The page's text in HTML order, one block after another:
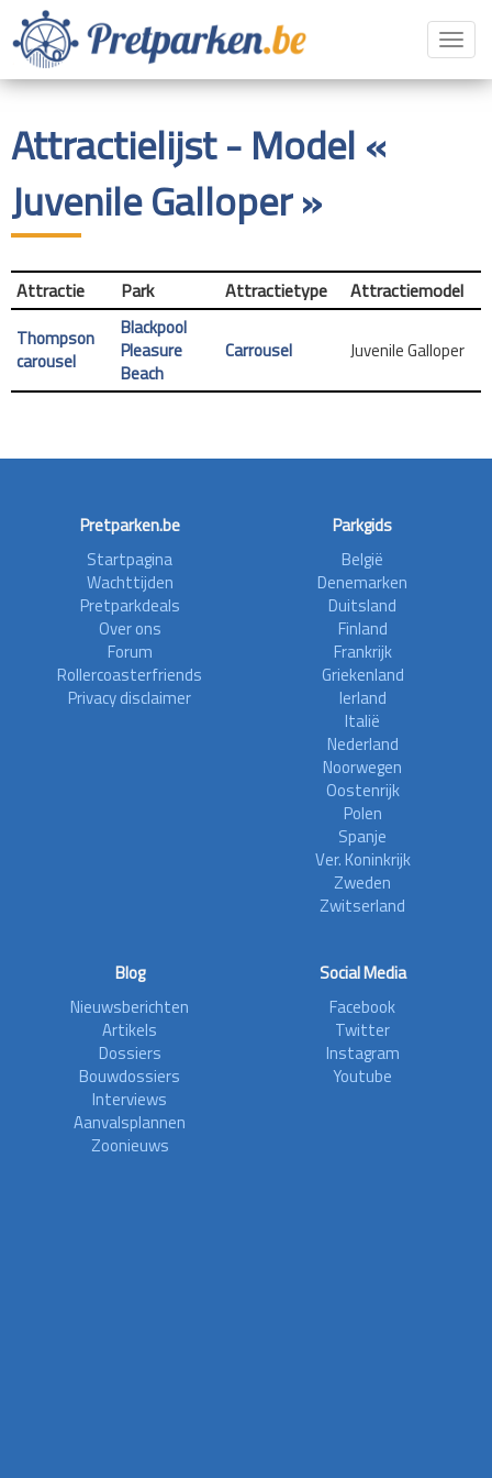
Attractielijst - Model «
Juvenile Galloper »
Attractie Park Attractietype Attractiemodel
Thompson
carousel
Blackpool
Pleasure
Beach
Carrousel Juvenile Galloper
Pretparken.be
Startpagina
Wachttijden
Pretparkdeals
Over ons
Forum
Rollercoasterfriends
Privacy disclaimer
Parkgids
België
Denemarken
Duitsland
Finland
Frankrijk
Griekenland
Ierland
Italië
Nederland
Noorwegen
Oostenrijk
Polen
Spanje
Ver. Koninkrijk
Zweden
Zwitserland
Blog
Nieuwsberichten
Artikels
Dossiers
Bouwdossiers
Interviews
Aanvalsplannen
Zoonieuws
Social Media
Facebook
Twitter
Instagram
Youtube